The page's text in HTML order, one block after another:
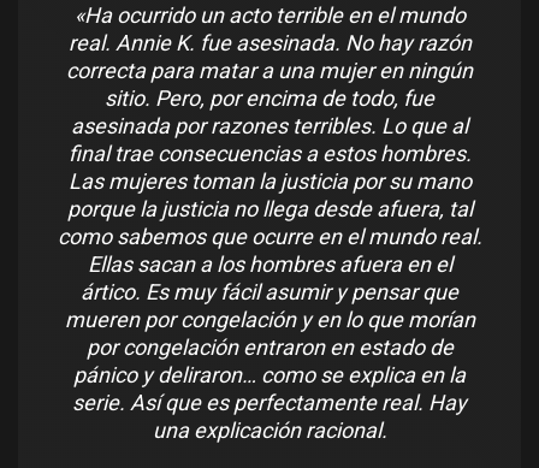
«Ha ocurrido un acto terrible en el mundo
real. Annie K. fue asesinada. No hay razón
correcta para matar a una mujer en ningún
sitio. Pero, por encima de todo, fue
asesinada por razones terribles. Lo que al
final trae consecuencias a estos hombres.
Las mujeres toman la justicia por su mano
porque la justicia no llega desde afuera, tal
como sabemos que ocurre en el mundo real.
Ellas sacan a los hombres afuera en el
ártico. Es muy fácil asumir y pensar que
mueren por congelación y en lo que morían
por congelación entraron en estado de
pánico y deliraron… como se explica en la
serie. Así que es perfectamente real. Hay
una explicación racional.